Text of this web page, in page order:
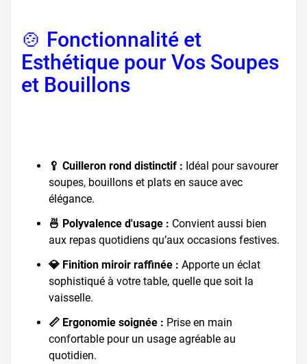
🍲 Fonctionnalité et
Esthétique pour Vos Soupes
et Bouillons
🥄 Cuilleron rond distinctif : Idéal pour savourer
soupes, bouillons et plats en sauce avec
élégance.
🍜 Polyvalence d'usage : Convient aussi bien
aux repas quotidiens qu’aux occasions festives.
💎 Finition miroir raffinée : Apporte un éclat
sophistiqué à votre table, quelle que soit la
vaisselle.
📏 Ergonomie soignée : Prise en main
confortable pour un usage agréable au
quotidien.